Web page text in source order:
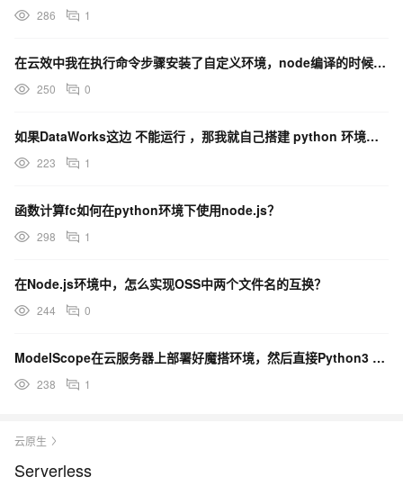
286 1
在云效中我在执行命令步骤安装了自定义环境，node编译的时候不能享有吗？
250 0
如果DataWorks这边 不能运行 ，那我就自己搭建 python 环境不用这里面的资源了怎么办？
223 1
函数计算fc如何在python环境下使用node.js？
298 1
在Node.js环境中，怎么实现OSS中两个文件名的互换？
244 0
ModelScope在云服务器上部署好魔搭环境，然后直接Python3 app.py就可以吗？
238 1
云原生
Serverless